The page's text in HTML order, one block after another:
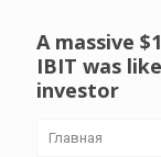
A massive
IBIT was
investor
Главная